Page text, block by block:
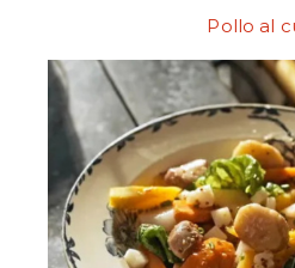
Pollo al